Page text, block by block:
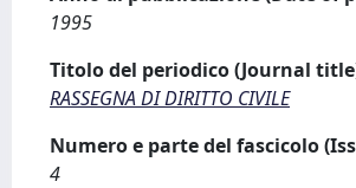
1995
Titolo del periodico (Journal
RASSEGNA DI DIRITTO CIVILE
Numero e parte del fascicolo
4